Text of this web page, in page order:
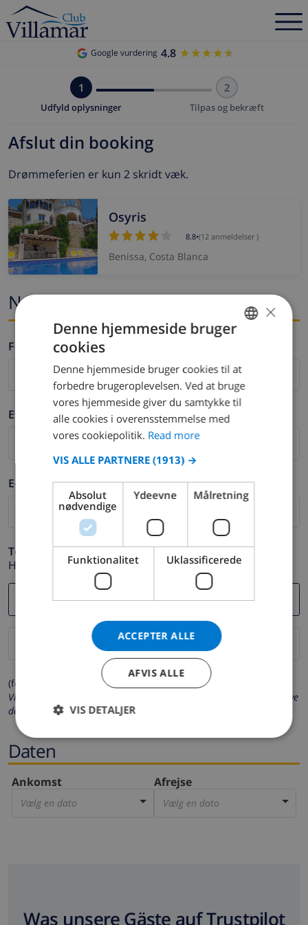
Google vurdering 4.8 ★★★★★
★★★★★
1
Udfyld oplysninger
2
Tilpas og bekræft
Afslut din booking
Drømmeferien er kun 2 skridt væk.
Osyris
8.8•(12 anmeldelser )
Benissa, Costa Blanca
Navn og e-mail
Fornavn *
Efternavn *
E-mail *
Telefon *
Hvis din e-mail adresse ikke fungerer korrekt.
(felter markeret med * er obligatoriske)
Vi beskytter dit privatliv. Dine personlige oplysninger vil aldrig blive
delt med andre.
Daten
Ankomst
Vælg en dato
Afrejse
Vælg en dato
Was unsere Gäste auf Trustpilot
DUTCH
SPANISH
ITALIAN
NORWEGIAN
×
Denne hjemmeside bruger
cookies
Denne hjemmeside bruger cookies til at
forbedre brugeroplevelsen. Ved at bruge
vores hjemmeside giver du samtykke til
alle cookies i overensstemmelse med
vores cookiepolitik. Read more
VIS ALLE PARTNERE (1913) →
Absolut
nødvendige
Ydeevne Målretning
Funktionalitet Uklassificerede
ACCEPTER ALLE
AFVIS ALLE
VIS DETALJER